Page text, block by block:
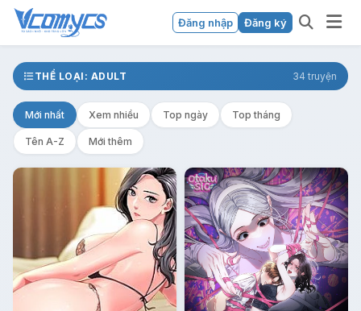
Đăng nhập Đăng ký
THỂ LOẠI: ADULT 34 truyện
Mới nhất Xem nhiều Top ngày Top tháng
Tên A-Z Mới thêm